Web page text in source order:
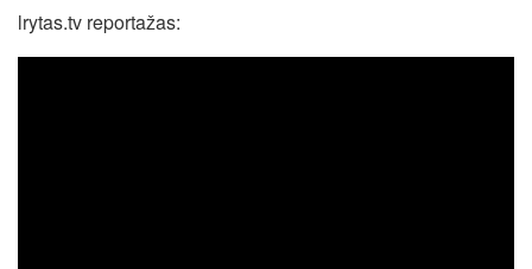
lrytas.tv reportažas: